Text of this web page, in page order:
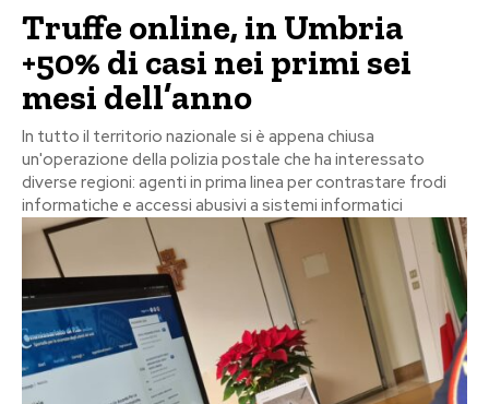
Truffe online, in Umbria
+50% di casi nei primi sei
mesi dell’anno
In tutto il territorio nazionale si è appena chiusa
un'operazione della polizia postale che ha interessato
diverse regioni: agenti in prima linea per contrastare frodi
informatiche e accessi abusivi a sistemi informatici